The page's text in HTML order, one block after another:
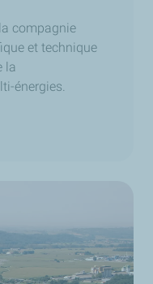
compagnie
et technique
la
énergies.